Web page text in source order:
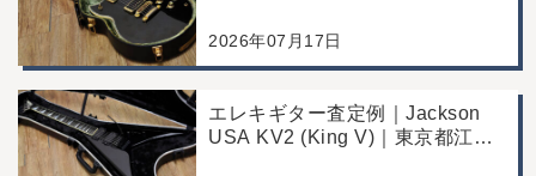
り店舗にて買取
2026年07月17日
エレキギター査定例｜Jackson
USA KV2 (King V)｜東京都江戸